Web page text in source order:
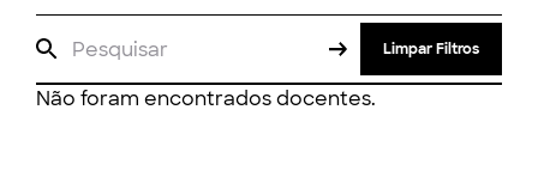
Limpar Filtros
Não foram encontrados docentes.